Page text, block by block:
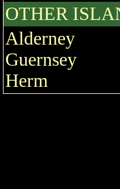
OTHER
Alderney
Guernsey
Herm